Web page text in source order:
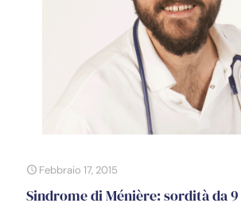
Febbraio 17, 2015
Sindrome di Ménière: sordità da